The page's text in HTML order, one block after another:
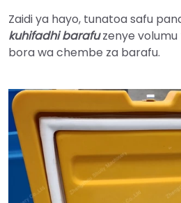
Zaidi ya hayo, tunatoa safu
kuhifadhi barafuzenye volumu
bora wa chembe za barafu.
Korean
Japanese
Vietnamese
Thai
Urdu
Greek